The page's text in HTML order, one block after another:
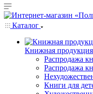
Каталог
Книжная
Распродажа
Распродажа
Книги для